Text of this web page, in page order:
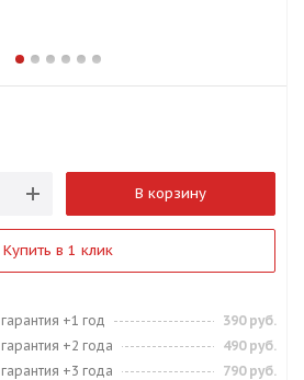
В корзину
Купить в 1 клик
+1 год
390 руб.
+2 года
490 руб.
+3 года
790 руб.